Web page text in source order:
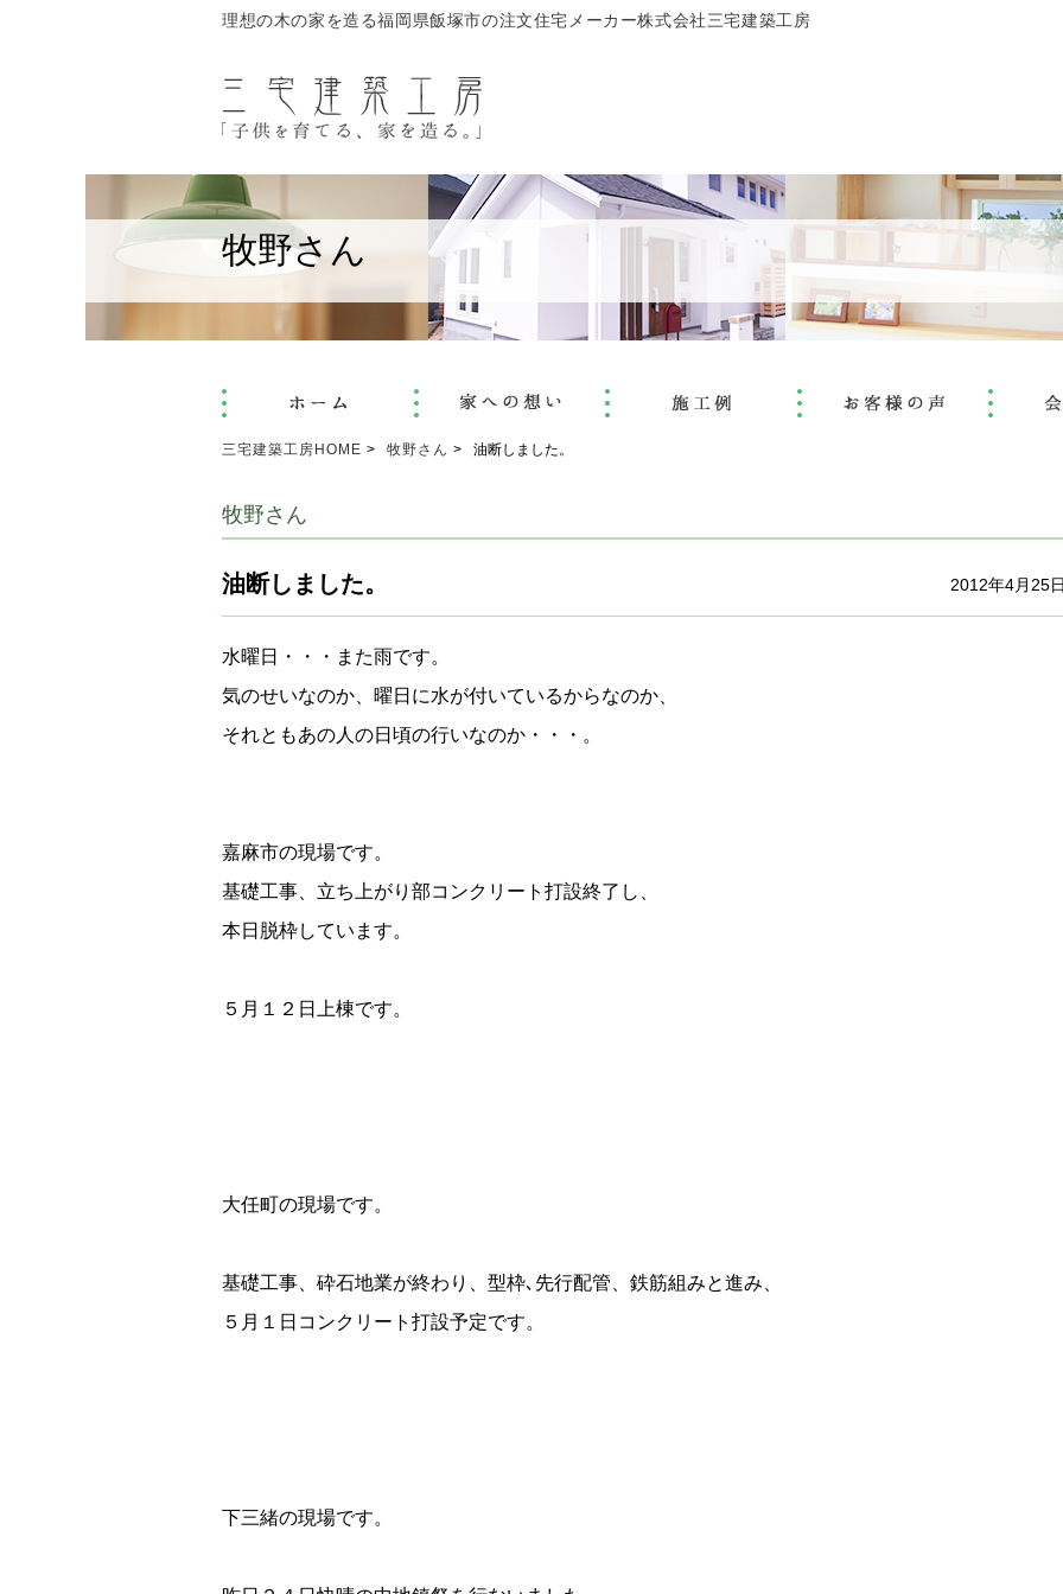
理想の木の家を造る福岡県飯塚市の注文住宅メーカー株式会社三宅建築工房
牧野さん
三宅建築工房HOME 牧野さん 油断しました。
牧野さん
油断しました。 2012年4月25
水曜日・・・また雨です。
気のせいなのか、曜日に水が付いているからなのか、
それともあの人の日頃の行いなのか・・・。
嘉麻市の現場です。
基礎工事、立ち上がり部コンクリート打設終了し、
本日脱枠しています。
５月１２日上棟です。
大任町の現場です。
基礎工事、砕石地業が終わり、型枠､先行配管、鉄筋組みと進み、
５月１日コンクリート打設予定です。
下三緒の現場です。